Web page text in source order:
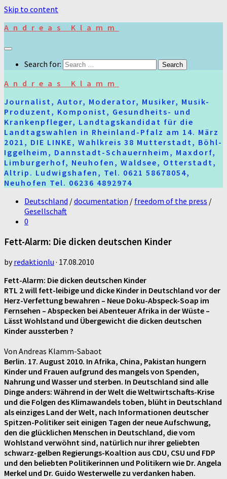
Skip to content
Andreas Klamm
Search for:
Andreas Klamm
Journalist, Autor, Moderator, Musiker, Musik-
Produzent, Komponist, Gesundheits- und
Krankenpfleger, Landtagskandidat für die
Landtagswahlen in Rheinland-Pfalz am 14. März
2021, DIE LINKE, Wahlkreis 38 Mutterstadt, Böhl-
Iggelheim, Dannstadt-Schauernheim, Maxdorf,
Limburgerhof, Neuhofen, Waldsee, Otterstadt,
Altrip. Ludwigshafen, Tel. 0621 58678054,
Neuhofen Tel. 06236 4892974
Deutschland /documentation / freedom of the press /
Gesellschaft
0
Fett-Alarm: Die dicken deutschen Kinder
byredaktionlu · 17.08.2010
Fett-Alarm: Die dicken deutschen Kinder
RTL 2 will fett-leibige und dicke Kinder in Deutschland vor der
Herz-Verfettung bewahren – Neue Doku-Abspeck-Soap im
Fernsehen – Abspecken bei Abenteuer Afrika in der Wüste –
Lässt Wohlstand und Übergewicht die dicken deutschen
Kinder aussterben ?
Von Andreas Klamm-Sabaot
Berlin. 17. August 2010. In Afrika, China, Pakistan hungern
Kinder und Frauen aufgrund des mangels von Spenden,
Nahrung und Wasser und sterben. In Deutschland sind alle
Dinge anders: Während in der Welt die Weltwirtschafts-Krise
und die Folgen des Klimawandels toben, blüht in Deutschland
als einziges Land der Welt, nach Informationen deutscher
Spitzen-Politiker seit einigen Tagen der neue Aufschwung,
den die glücklichen Menschen in Deutschland, die vom
Wohlstand verwöhnt sind, natürlich nur ihrer geliebten
schwarz-gelben Regierungs-Koaltion aus CDU, CSU und FDP
und den beliebten Politikerinnen und Politikern wie Dr. Angela
Merkel und Dr. Guido Westerwelle zu verdanken haben.